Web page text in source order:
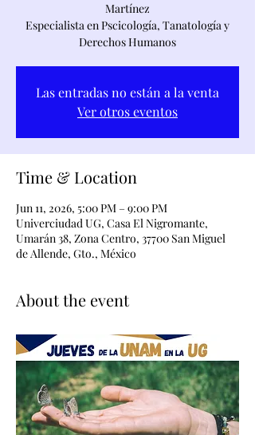
Martínez
Especialista en Pscicología, Tanatología y
Derechos Humanos
Las entradas no están a la venta
Ver otros eventos
Time & Location
Jun 11, 2026, 5:00 PM – 9:00 PM
Univerciudad UG, Casa El Nigromante,
Umarán 38, Zona Centro, 37700 San Miguel
de Allende, Gto., México
About the event